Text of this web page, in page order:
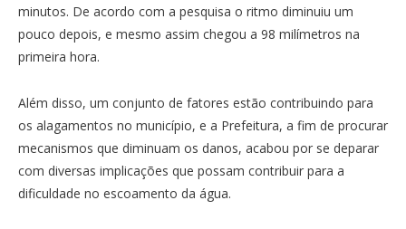
minutos. De acordo com a pesquisa o ritmo diminuiu um
pouco depois, e mesmo assim chegou a 98 milímetros na
primeira hora.
Além disso, um conjunto de fatores estão contribuindo para
os alagamentos no município, e a Prefeitura, a fim de procurar
mecanismos que diminuam os danos, acabou por se deparar
com diversas implicações que possam contribuir para a
dificuldade no escoamento da água.